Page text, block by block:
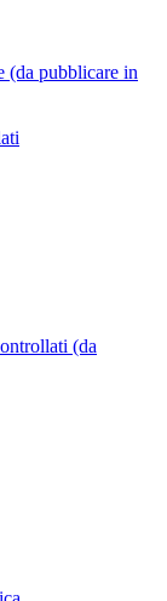
(da pubblicare in
(da